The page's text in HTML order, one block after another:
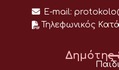
E-mail:
Τηλεφωνικός
Δημότης